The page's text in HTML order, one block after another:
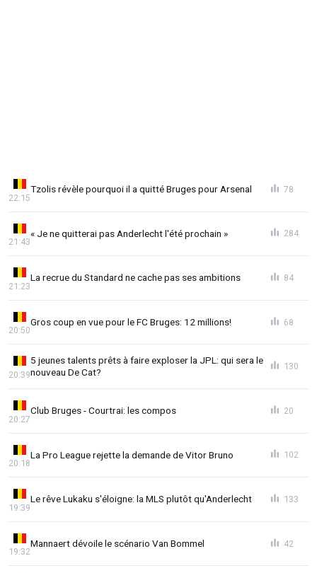
Tzolis révèle pourquoi il a quitté Bruges pour Arsenal
22:15
78
« Je ne quitterai pas Anderlecht l'été prochain »
21:43
284
La recrue du Standard ne cache pas ses ambitions
21:23
84
Gros coup en vue pour le FC Bruges: 12 millions!
20:50
68
5 jeunes talents prêts à faire exploser la JPL: qui sera le
nouveau De Cat?
20:39
130
Club Bruges - Courtrai: les compos
20:27
20
La Pro League rejette la demande de Vitor Bruno
20:18
102
Le rêve Lukaku s'éloigne: la MLS plutôt qu'Anderlecht
19:39
133
Mannaert dévoile le scénario Van Bommel
19:32
42